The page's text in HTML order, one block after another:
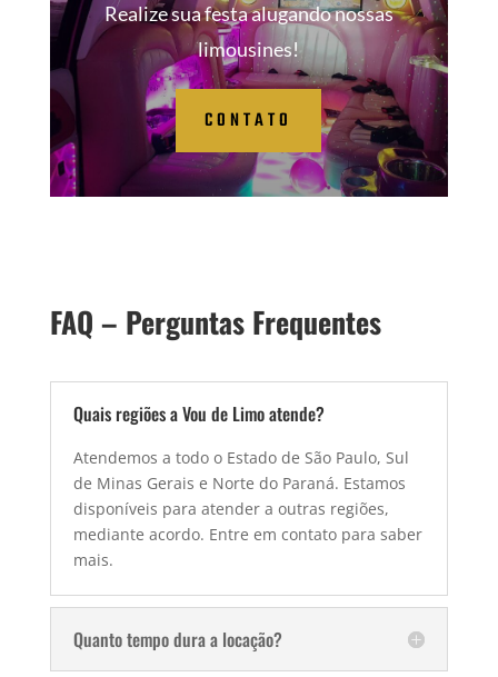
Realize sua festa alugando nossas
limousines!
CONTATO
FAQ – Perguntas Frequentes
Quais regiões a Vou de Limo atende?
Atendemos a todo o Estado de São Paulo, Sul
de Minas Gerais e Norte do Paraná. Estamos
disponíveis para atender a outras regiões,
mediante acordo. Entre em contato para saber
mais.
Quanto tempo dura a locação?